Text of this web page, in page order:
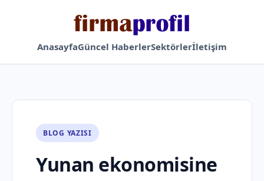
AnasayfaGüncel HaberlerSektörlerİletişim
BLOG YAZISI
Yunan ekonomisine